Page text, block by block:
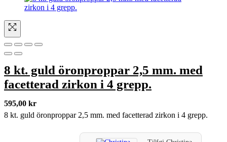
8 kt. guld öronproppar 2,5 mm. med
facetterad zirkon i 4 grepp.
595,00 kr
8 kt. guld öronproppar 2,5 mm. med facetterad zirkon i 4 grepp.